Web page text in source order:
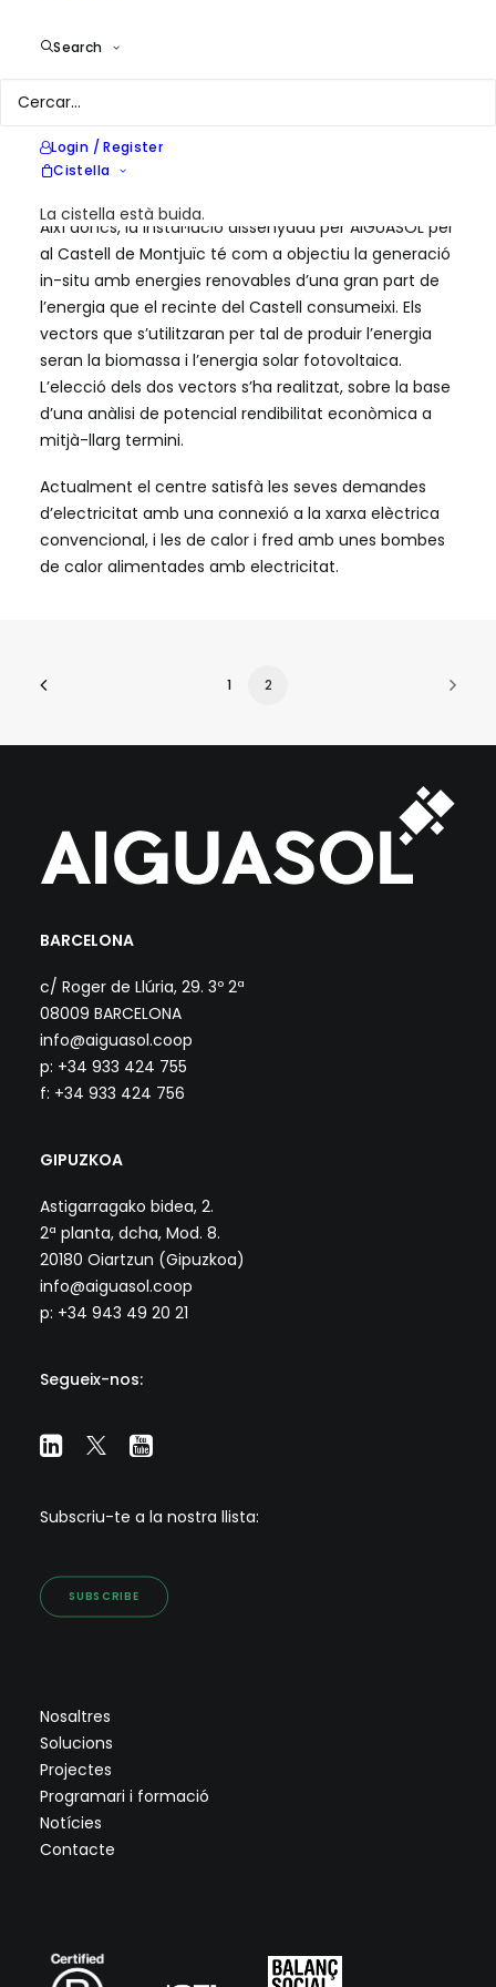
Search
Login / Register
Cistella
La cistella està buida.
renovables: la recerca dels edificis de consum
renovables al mix energètic i l’autosuficiència
polítics establerts com a prioritari per part de
l’Ajuntament de Barcelona.
Així doncs, la instal·lació dissenyada per AIGUASOL per
al Castell de Montjuïc té com a objectiu la generació
in-situ amb energies renovables d’una gran part de
l’energia que el recinte del Castell consumeixi. Els
vectors que s’utilitzaran per tal de produir l’energia
seran la biomassa i l’energia solar fotovoltaica.
L’elecció dels dos vectors s’ha realitzat, sobre la base
d’una anàlisi de potencial rendibilitat econòmica a
mitjà-llarg termini.
Actualment el centre satisfà les seves demandes
d’electricitat amb una connexió a la xarxa elèctrica
convencional, i les de calor i fred amb unes bombes
de calor alimentades amb electricitat.
1 2
BARCELONA
c/ Roger de Llúria, 29. 3º 2ª
08009 BARCELONA
info@aiguasol.coop
p: +34 933 424 755
f: +34 933 424 756
GIPUZKOA
Astigarragako bidea, 2.
2ª planta, dcha, Mod. 8.
20180 Oiartzun (Gipuzkoa)
info@aiguasol.coop
p: +34 943 49 20 21
Segueix-nos:
Subscriu-te a la nostra llista:
SUBSCRIBE
Nosaltres
Solucions
Projectes
Programari i formació
Notícies
Contacte